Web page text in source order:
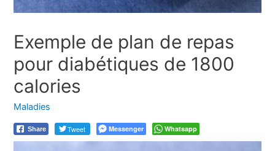
Exemple de plan de repas
pour diabétiques de 1800
calories
Maladies
Share Tweet Messenger Whatsapp